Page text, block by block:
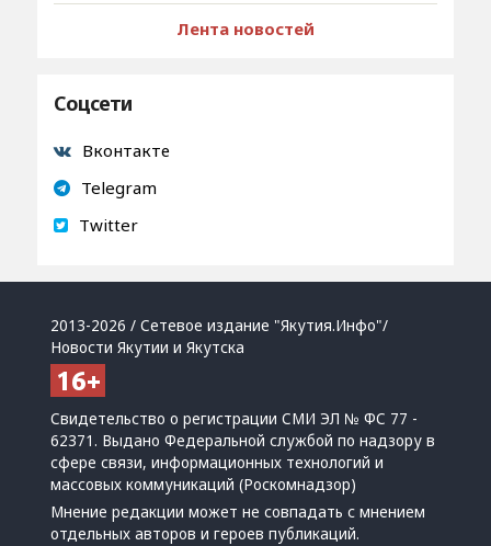
Лента новостей
Соцсети
Вконтакте
Telegram
Twitter
2013-2026 / Сетевое издание "Якутия.Инфо"/
Новости Якутии и Якутска
Свидетельство о регистрации СМИ ЭЛ № ФС 77 -
62371. Выдано Федеральной службой по надзору в
сфере связи, информационных технологий и
массовых коммуникаций (Роскомнадзор)
Мнение редакции может не совпадать с мнением
отдельных авторов и героев публикаций.